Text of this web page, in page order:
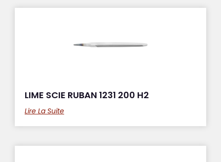
LIME SCIE RUBAN 1231 200 H2
Lire La Suite